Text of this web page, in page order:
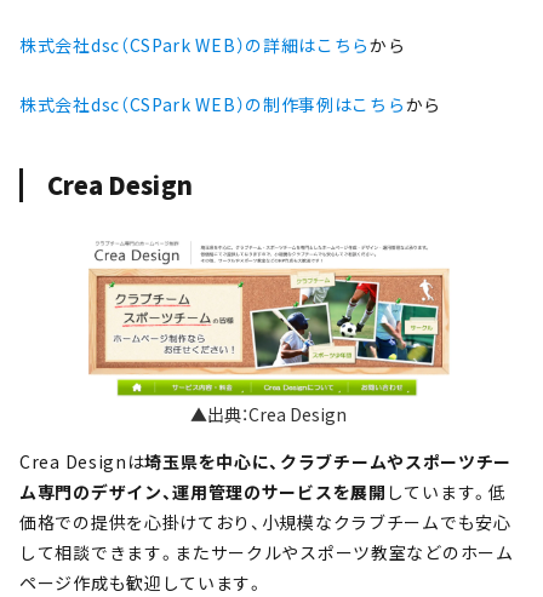
株式会社dsc（CSPark WEB）の詳細はこちらから
株式会社dsc（CSPark WEB）の制作事例はこちらから
Crea Design
▲出典：Crea Design
Crea Designは埼玉県を中心に、クラブチームやスポーツチー
ム専門のデザイン、運用管理のサービスを展開 しています。低
価格での提供を心掛けており、小規模なクラブチームでも安心
して相談できます。またサークルやスポーツ教室などのホーム
ページ作成も歓迎しています。